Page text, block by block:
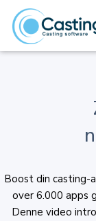
Boost din casting-
over 6.000 apps
Denne video